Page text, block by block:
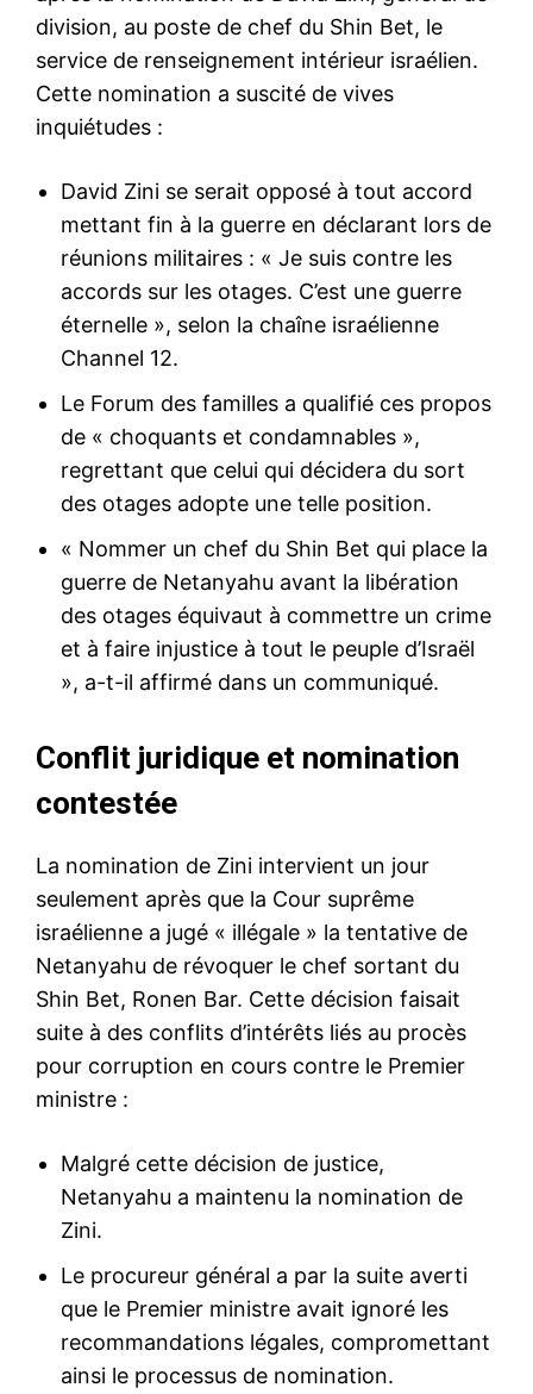
division, au poste de chef du Shin Bet, le
service de renseignement intérieur israélien.
Cette nomination a suscité de vives
inquiétudes :
David Zini se serait opposé à tout accord
mettant fin à la guerre en déclarant lors de
réunions militaires : « Je suis contre les
accords sur les otages. C’est une guerre
éternelle », selon la chaîne israélienne
Channel 12.
Le Forum des familles a qualifié ces propos
de « choquants et condamnables »,
regrettant que celui qui décidera du sort
des otages adopte une telle position.
« Nommer un chef du Shin Bet qui place la
guerre de Netanyahu avant la libération
des otages équivaut à commettre un crime
et à faire injustice à tout le peuple d’Israël
», a-t-il affirmé dans un communiqué.
Conflit juridique et nomination
contestée
La nomination de Zini intervient un jour
seulement après que la Cour suprême
israélienne a jugé « illégale » la tentative de
Netanyahu de révoquer le chef sortant du
Shin Bet, Ronen Bar. Cette décision faisait
suite à des conflits d’intérêts liés au procès
pour corruption en cours contre le Premier
ministre :
Malgré cette décision de justice,
Netanyahu a maintenu la nomination de
Zini.
Le procureur général a par la suite averti
que le Premier ministre avait ignoré les
recommandations légales, compromettant
ainsi le processus de nomination.